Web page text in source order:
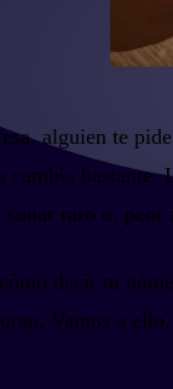
alguien te
raro o,
decir tu
Vamos a ello.